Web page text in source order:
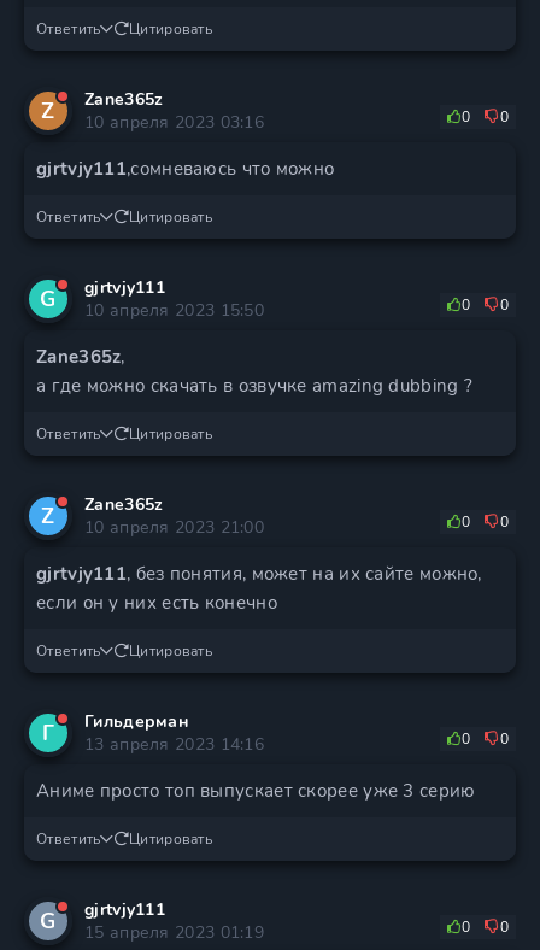
Ответить Цитировать
Z
Zane365z
10 апреля 2023 03:16
0 0
gjrtvjy111,сомневаюсь что можно
Ответить Цитировать
G
gjrtvjy111
10 апреля 2023 15:50
0 0
Zane365z,
а где можно скачать в озвучке amazing dubbing ?
Ответить Цитировать
Z
Zane365z
10 апреля 2023 21:00
0 0
gjrtvjy111, без понятия, может на их сайте можно,
если он у них есть конечно
Ответить Цитировать
Г
Гильдерман
13 апреля 2023 14:16
0 0
Аниме просто топ выпускает скорее уже 3 серию
Ответить Цитировать
G
gjrtvjy111
15 апреля 2023 01:19
0 0